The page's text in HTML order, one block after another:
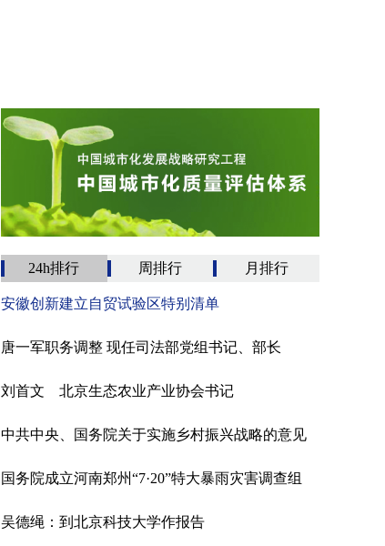
24h排行 周排行 月排行
安徽创新建立自贸试验区特别清单
唐一军职务调整 现任司法部党组书记、部长
刘首文 北京生态农业产业协会书记
中共中央、国务院关于实施乡村振兴战略的意见
国务院成立河南郑州“7·20”特大暴雨灾害调查组
吴德绳：到北京科技大学作报告